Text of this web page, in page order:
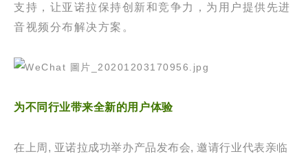
支持，让亚诺拉保持创新和竞争力，为用户提供先进
音视频分布解决方案。
为不同行业带来全新的用户体验
在上周, 亚诺拉成功举办产品发布会, 邀请行业代表亲临